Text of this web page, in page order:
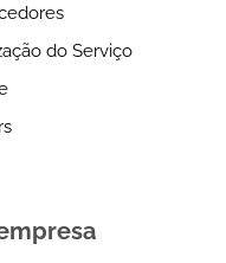
do Serviço